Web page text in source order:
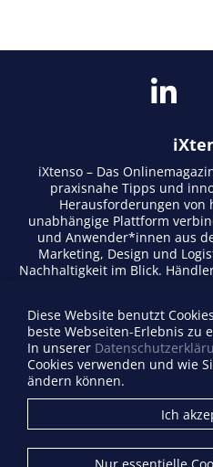
iXtenso – Das
praxisnahe Tipps und
Herausforderungen von
unabhängige Plattform
und Anwender*innen aus
Marketing, Design und
Nachhaltigkeit im Blick.
lebendigen Schreibstil und
Magazin den Austausch
Ob digitale Trends oder
macht Wissen für
Firma eintragen
Mediadaten
Diese Website benutzt
beste Webseiten-Erlebnis zu
In unserer
Cookies verwenden und wie
ändern können.
Ich